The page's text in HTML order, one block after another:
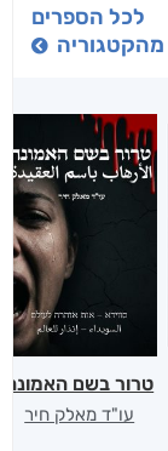
לכל הספרים
מהקטגוריה
טרור בשם האמונה
עו"ד מאלק חיר